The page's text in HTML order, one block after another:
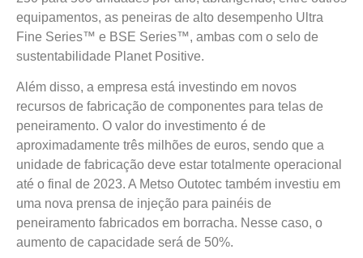
equipamentos, as peneiras de alto desempenho Ultra
Fine Series™ e BSE Series™, ambas com o selo de
sustentabilidade Planet Positive.
Além disso, a empresa está investindo em novos
recursos de fabricação de componentes para telas de
peneiramento. O valor do investimento é de
aproximadamente três milhões de euros, sendo que a
unidade de fabricação deve estar totalmente operacional
até o final de 2023. A Metso Outotec também investiu em
uma nova prensa de injeção para painéis de
peneiramento fabricados em borracha. Nesse caso, o
aumento de capacidade será de 50%.